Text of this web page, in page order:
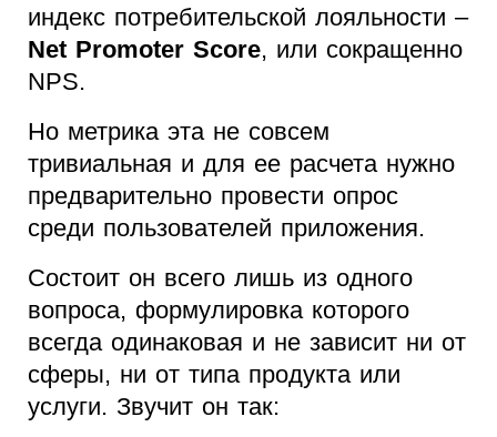
индекс потребительской лояльности –
Net Promoter Score, или сокращенно
NPS.
Но метрика эта не совсем
тривиальная и для ее расчета нужно
предварительно провести опрос
среди пользователей приложения.
Состоит он всего лишь из одного
вопроса, формулировка которого
всегда одинаковая и не зависит ни от
сферы, ни от типа продукта или
услуги. Звучит он так: